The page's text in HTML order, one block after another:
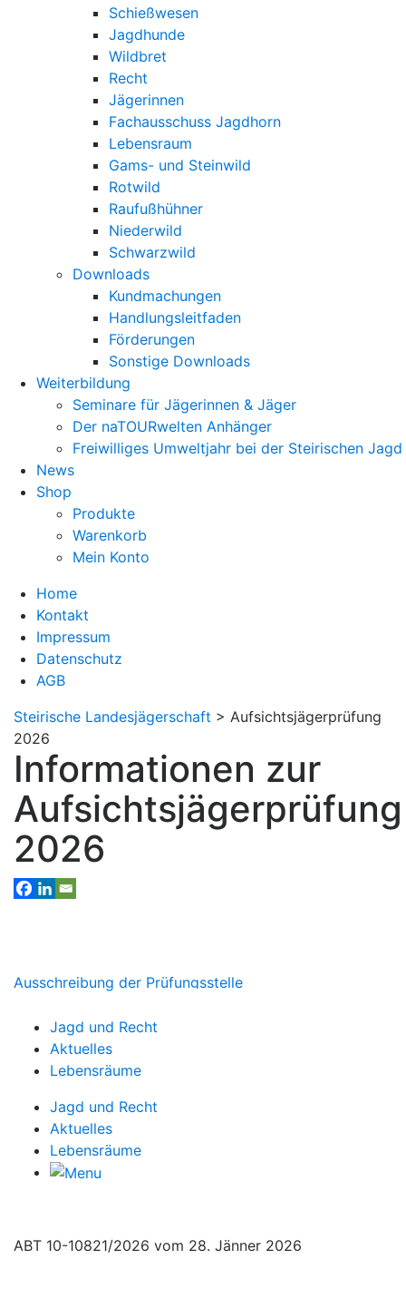
Schießwesen
Jagdhunde
Wildbret
Recht
Jägerinnen
Fachausschuss Jagdhorn
Lebensraum
Gams- und Steinwild
Rotwild
Raufußhühner
Niederwild
Schwarzwild
Downloads
Kundmachungen
Handlungsleitfaden
Förderungen
Sonstige Downloads
Weiterbildung
Seminare für Jägerinnen & Jäger
Der naTOURwelten Anhänger
Freiwilliges Umweltjahr bei der Steirischen Jagd
News
Shop
Produkte
Warenkorb
Mein Konto
Home
Kontakt
Impressum
Datenschutz
AGB
Steirische Landesjägerschaft > Aufsichtsjägerprüfung
2026
Informationen zur
Aufsichtsjägerprüfung
2026
Ausschreibung der Prüfungsstelle
Jagd und Recht
Aktuelles
Lebensräume
Jagd und Recht
Aktuelles
Lebensräume
ABT 10-10821/2026 vom 28. Jänner 2026